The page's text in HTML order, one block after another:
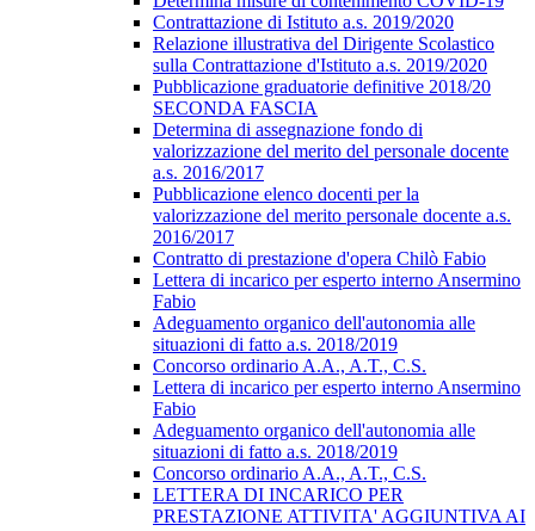
Contrattazione di Istituto a.s. 2019/2020
Relazione illustrativa del Dirigente Scolastico
sulla Contrattazione d'Istituto a.s. 2019/2020
Pubblicazione graduatorie definitive 2018/20
SECONDA FASCIA
Determina di assegnazione fondo di
valorizzazione del merito del personale docente
a.s. 2016/2017
Pubblicazione elenco docenti per la
valorizzazione del merito personale docente a.s.
2016/2017
Contratto di prestazione d'opera Chilò Fabio
Lettera di incarico per esperto interno Ansermino
Fabio
Adeguamento organico dell'autonomia alle
situazioni di fatto a.s. 2018/2019
Concorso ordinario A.A., A.T., C.S.
Lettera di incarico per esperto interno Ansermino
Fabio
Adeguamento organico dell'autonomia alle
situazioni di fatto a.s. 2018/2019
Concorso ordinario A.A., A.T., C.S.
LETTERA DI INCARICO PER
PRESTAZIONE ATTIVITA' AGGIUNTIVA AI